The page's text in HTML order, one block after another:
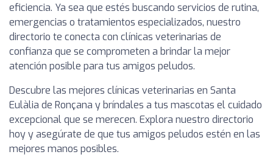
eficiencia. Ya sea que estés buscando servicios de rutina,
emergencias o tratamientos especializados, nuestro
directorio te conecta con clínicas veterinarias de
confianza que se comprometen a brindar la mejor
atención posible para tus amigos peludos.
Descubre las mejores clínicas veterinarias en Santa
Eulàlia de Ronçana y bríndales a tus mascotas el cuidado
excepcional que se merecen. Explora nuestro directorio
hoy y asegúrate de que tus amigos peludos estén en las
mejores manos posibles.